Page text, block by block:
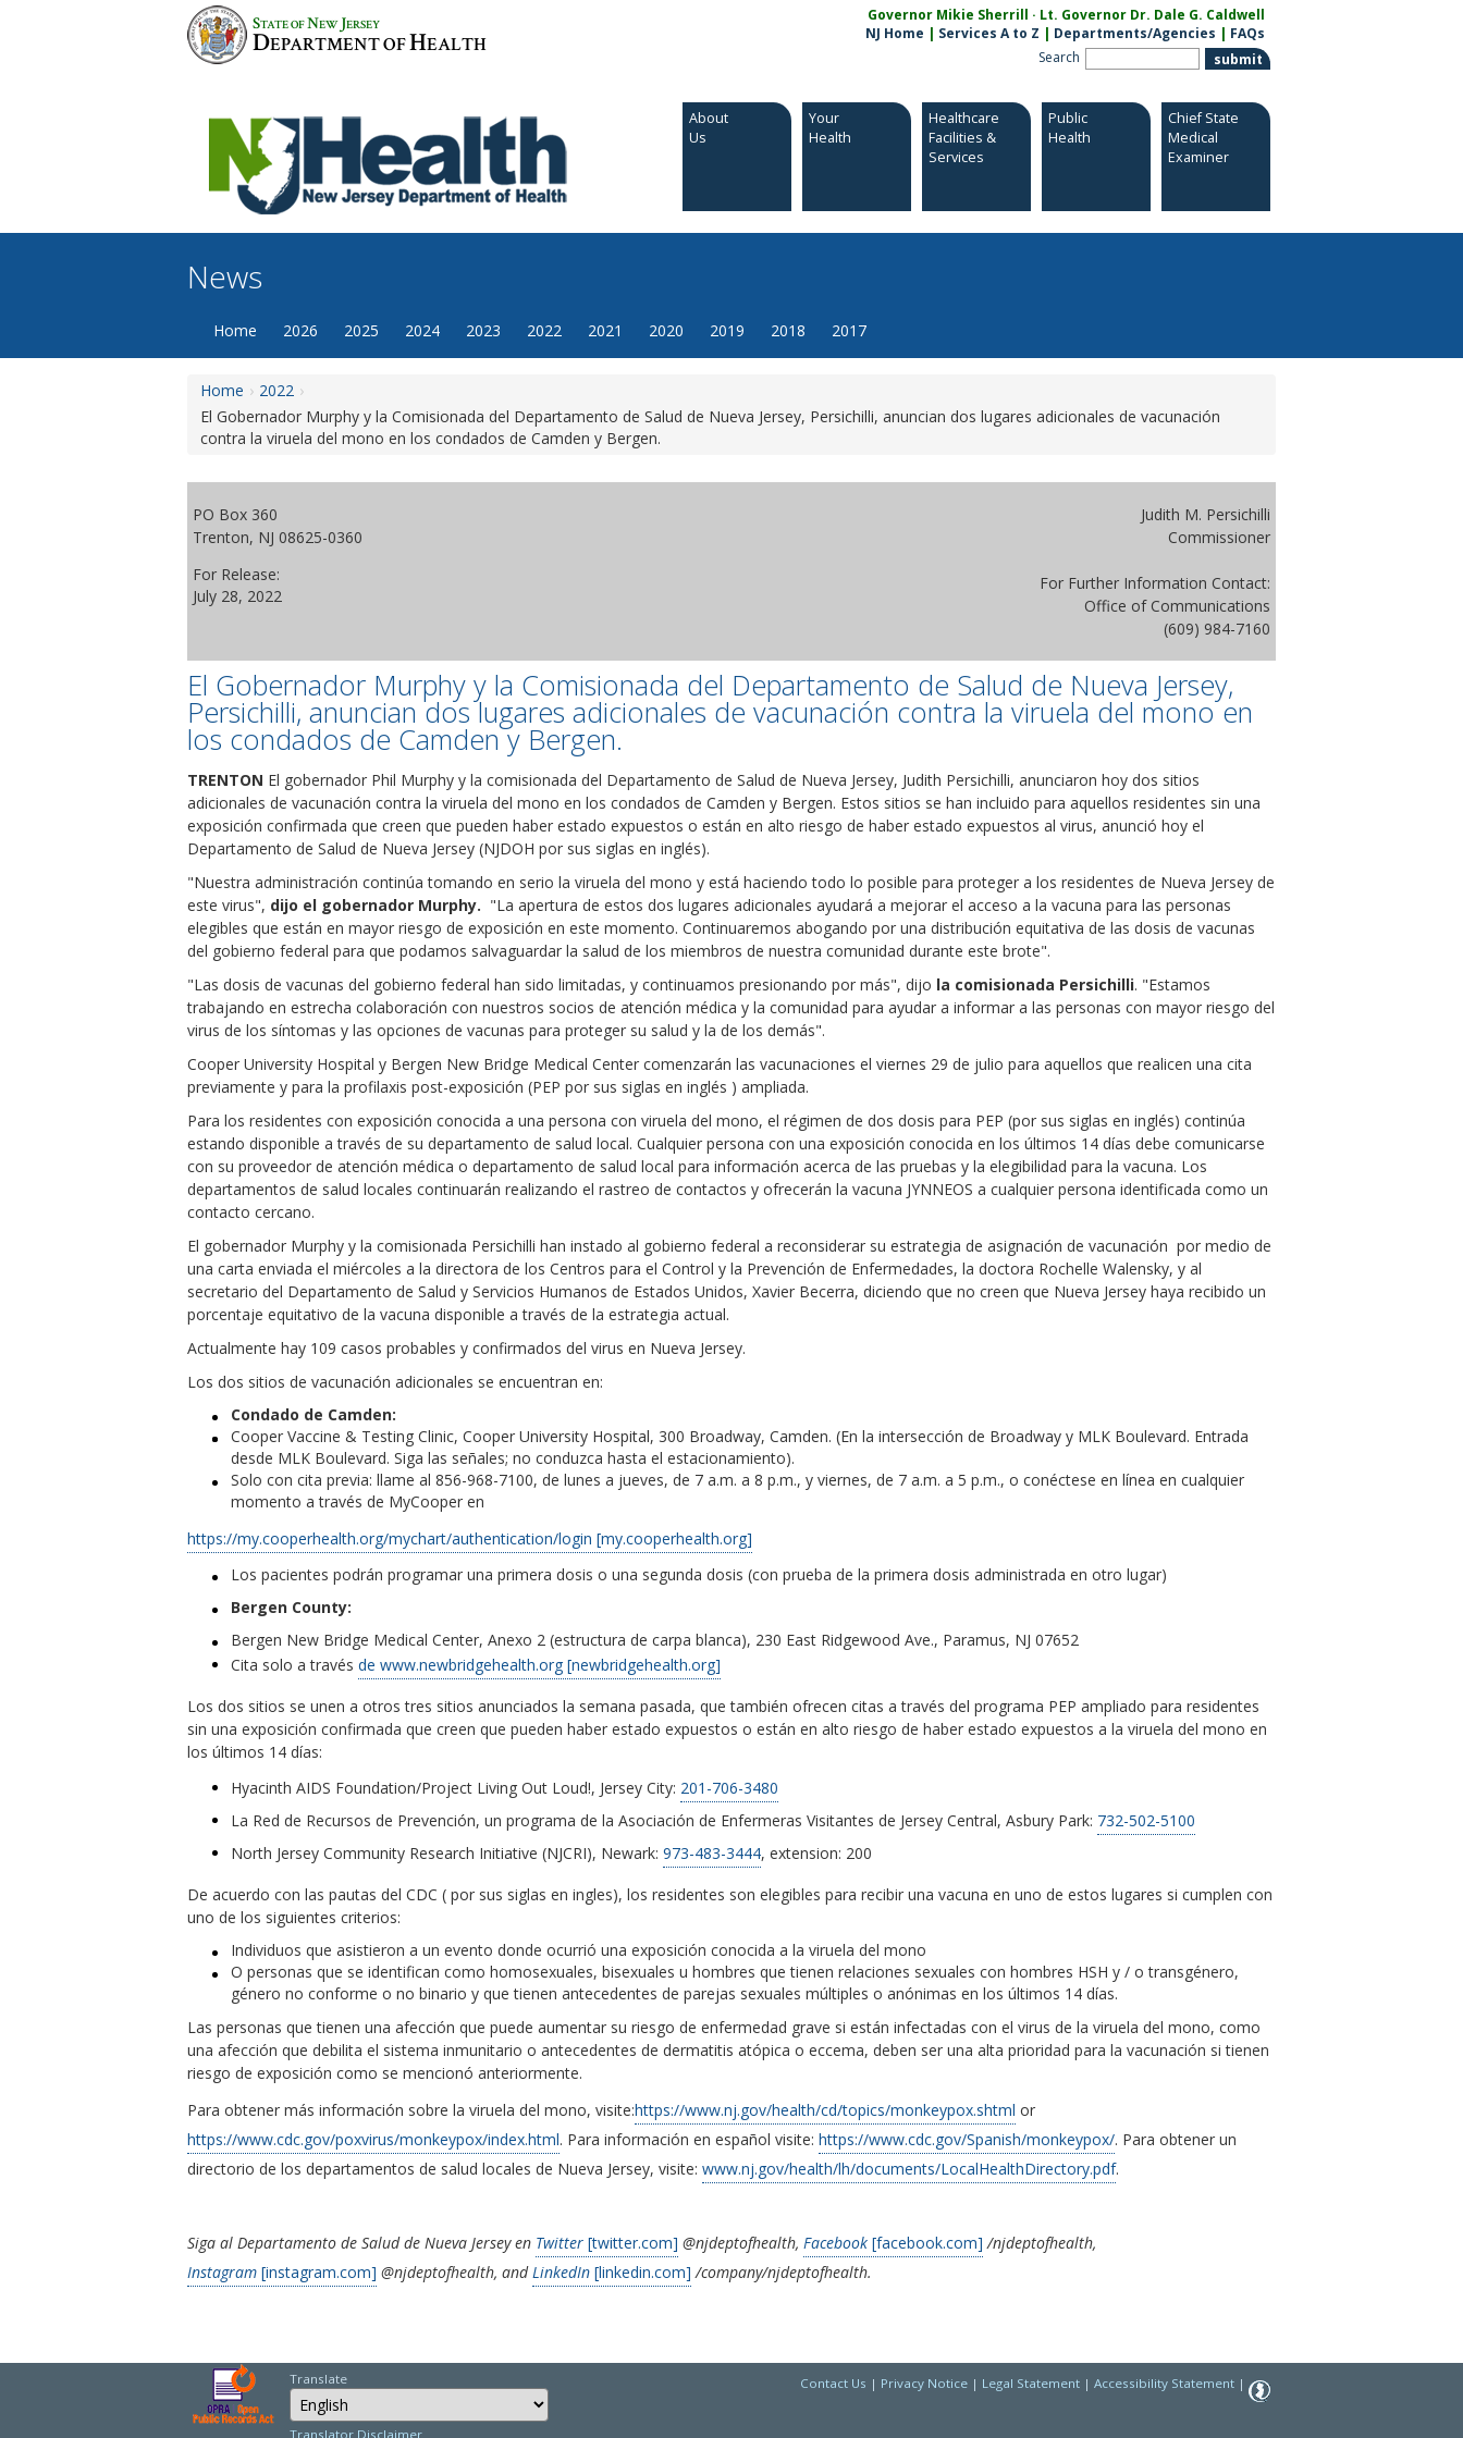
STATE OFNEW JERSEY
DEPARTMENT OFHEALTH
Governor Mikie Sherrill · Lt. Governor Dr. Dale G. Caldwell
NJ Home | Services A to Z | Departments/Agencies | FAQs
Search
About
Us
Your
Health
Healthcare
Facilities &
Services
Public
Health
Chief State
Medical
Examiner
News
Home 2026 2025 2024 2023 2022 2021 2020 2019 2018 2017
Home
2022
El Gobernador Murphy y la Comisionada del Departamento de Salud de Nueva Jersey, Persichilli, anuncian dos lugares adicionales de vacunación
contra la viruela del mono en los condados de Camden y Bergen.
PO Box 360
Trenton, NJ 08625-0360
For Release:
July 28, 2022
Judith M. Persichilli
Commissioner
For Further Information Contact:
Office of Communications
(609) 984-7160
El Gobernador Murphy y la Comisionada del Departamento de Salud de Nueva Jersey,
Persichilli, anuncian dos lugares adicionales de vacunación contra la viruela del mono en
los condados de Camden y Bergen.
TRENTON El gobernador Phil Murphy y la comisionada del Departamento de Salud de Nueva Jersey, Judith Persichilli, anunciaron hoy dos sitios
adicionales de vacunación contra la viruela del mono en los condados de Camden y Bergen. Estos sitios se han incluido para aquellos residentes sin una
exposición confirmada que creen que pueden haber estado expuestos o están en alto riesgo de haber estado expuestos al virus, anunció hoy el
Departamento de Salud de Nueva Jersey (NJDOH por sus siglas en inglés).
"Nuestra administración continúa tomando en serio la viruela del mono y está haciendo todo lo posible para proteger a los residentes de Nueva Jersey de
este virus", dijo el gobernador Murphy. "La apertura de estos dos lugares adicionales ayudará a mejorar el acceso a la vacuna para las personas
elegibles que están en mayor riesgo de exposición en este momento. Continuaremos abogando por una distribución equitativa de las dosis de vacunas
del gobierno federal para que podamos salvaguardar la salud de los miembros de nuestra comunidad durante este brote".
"Las dosis de vacunas del gobierno federal han sido limitadas, y continuamos presionando por más", dijo la comisionada Persichilli. "Estamos
trabajando en estrecha colaboración con nuestros socios de atención médica y la comunidad para ayudar a informar a las personas con mayor riesgo del
virus de los síntomas y las opciones de vacunas para proteger su salud y la de los demás".
Cooper University Hospital y Bergen New Bridge Medical Center comenzarán las vacunaciones el viernes 29 de julio para aquellos que realicen una cita
previamente y para la profilaxis post-exposición (PEP por sus siglas en inglés ) ampliada.
Para los residentes con exposición conocida a una persona con viruela del mono, el régimen de dos dosis para PEP (por sus siglas en inglés) continúa
estando disponible a través de su departamento de salud local. Cualquier persona con una exposición conocida en los últimos 14 días debe comunicarse
con su proveedor de atención médica o departamento de salud local para información acerca de las pruebas y la elegibilidad para la vacuna. Los
departamentos de salud locales continuarán realizando el rastreo de contactos y ofrecerán la vacuna JYNNEOS a cualquier persona identificada como un
contacto cercano.
El gobernador Murphy y la comisionada Persichilli han instado al gobierno federal a reconsiderar su estrategia de asignación de vacunación por medio de
una carta enviada el miércoles a la directora de los Centros para el Control y la Prevención de Enfermedades, la doctora Rochelle Walensky, y al
secretario del Departamento de Salud y Servicios Humanos de Estados Unidos, Xavier Becerra, diciendo que no creen que Nueva Jersey haya recibido un
porcentaje equitativo de la vacuna disponible a través de la estrategia actual.
Actualmente hay 109 casos probables y confirmados del virus en Nueva Jersey.
Los dos sitios de vacunación adicionales se encuentran en:
Condado de Camden:
Cooper Vaccine & Testing Clinic, Cooper University Hospital, 300 Broadway, Camden. (En la intersección de Broadway y MLK Boulevard. Entrada
desde MLK Boulevard. Siga las señales; no conduzca hasta el estacionamiento).
Solo con cita previa: llame al 856-968-7100, de lunes a jueves, de 7 a.m. a 8 p.m., y viernes, de 7 a.m. a 5 p.m., o conéctese en línea en cualquier
momento a través de MyCooper en
https://my.cooperhealth.org/mychart/authentication/login [my.cooperhealth.org]
Los pacientes podrán programar una primera dosis o una segunda dosis (con prueba de la primera dosis administrada en otro lugar)
Bergen County:
Bergen New Bridge Medical Center, Anexo 2 (estructura de carpa blanca), 230 East Ridgewood Ave., Paramus, NJ 07652
Cita solo a través de www.newbridgehealth.org [newbridgehealth.org]
Los dos sitios se unen a otros tres sitios anunciados la semana pasada, que también ofrecen citas a través del programa PEP ampliado para residentes
sin una exposición confirmada que creen que pueden haber estado expuestos o están en alto riesgo de haber estado expuestos a la viruela del mono en
los últimos 14 días:
Hyacinth AIDS Foundation/Project Living Out Loud!, Jersey City: 201-706-3480
La Red de Recursos de Prevención, un programa de la Asociación de Enfermeras Visitantes de Jersey Central, Asbury Park: 732-502-5100
North Jersey Community Research Initiative (NJCRI), Newark: 973-483-3444, extension: 200
De acuerdo con las pautas del CDC ( por sus siglas en ingles), los residentes son elegibles para recibir una vacuna en uno de estos lugares si cumplen con
uno de los siguientes criterios:
Individuos que asistieron a un evento donde ocurrió una exposición conocida a la viruela del mono
O personas que se identifican como homosexuales, bisexuales u hombres que tienen relaciones sexuales con hombres HSH y / o transgénero,
género no conforme o no binario y que tienen antecedentes de parejas sexuales múltiples o anónimas en los últimos 14 días.
Las personas que tienen una afección que puede aumentar su riesgo de enfermedad grave si están infectadas con el virus de la viruela del mono, como
una afección que debilita el sistema inmunitario o antecedentes de dermatitis atópica o eccema, deben ser una alta prioridad para la vacunación si tienen
riesgo de exposición como se mencionó anteriormente.
Para obtener más información sobre la viruela del mono, visite:https://www.nj.gov/health/cd/topics/monkeypox.shtml or
https://www.cdc.gov/poxvirus/monkeypox/index.html. Para información en español visite: https://www.cdc.gov/Spanish/monkeypox/. Para obtener un
directorio de los departamentos de salud locales de Nueva Jersey, visite: www.nj.gov/health/lh/documents/LocalHealthDirectory.pdf.
Siga al Departamento de Salud de Nueva Jersey en Twitter [twitter.com] @njdeptofhealth, Facebook [facebook.com] /njdeptofhealth,
Instagram [instagram.com] @njdeptofhealth, and LinkedIn [linkedin.com] /company/njdeptofhealth.
Translate
Select Language
Choose a language to translate this page
Translator Disclaimer
Contact Us | Privacy Notice | Legal Statement | Accessibility Statement |